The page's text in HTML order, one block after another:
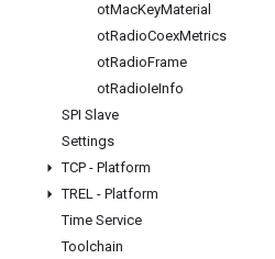
otMacKeyMaterial
otRadioCoexMetrics
otRadioFrame
otRadioIeInfo
SPI Slave
Settings
TCP - Platform
TREL - Platform
Time Service
Toolchain